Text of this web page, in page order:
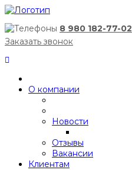
8 980 182-77-02
Заказать звонок
О компании
Новости
Отзывы
Вакансии
Клиентам